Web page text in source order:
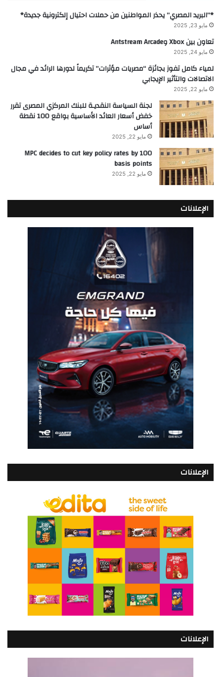
*”البريد المصري” يحذر المواطنين من حملات احتيال إلكترونية جديدة*
مايو 23, 2025
تعاون بين Xbox وAntstream Arcade
مايو 24, 2025
لمياء كامل تفوز بجائزة “مصريات مؤثرات” تكريماً لدورها الرائد في مجال
الاتصالات والتأثير الإيجابي
مايو 22, 2025
لجنة السياسة النقديـة للبنك المركزي المصرى تقرر
خفض أسعار العائد الأساسية بواقع 100 نقطة
أساس
مايو 22, 2025
MPC decides to cut key policy rates by 100
basis points
مايو 22, 2025
الإعلانات
الإعلانات
الإعلانات